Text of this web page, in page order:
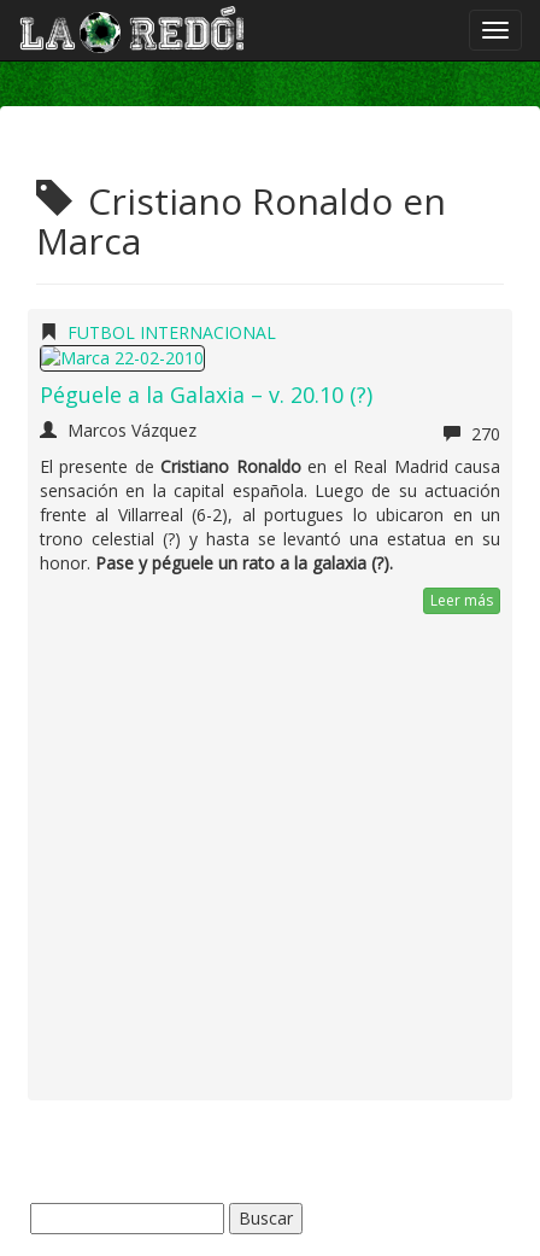
Cristiano Ronaldo en
Marca
FUTBOL INTERNACIONAL
Péguele a la Galaxia – v. 20.10 (?)
Marcos Vázquez
270
El presente deCristiano Ronaldoen el Real Madrid causa
sensación en la capital española. Luego de su actuación
frente al Villarreal (6-2), al portugues lo ubicaron en un
trono celestial (?) y hasta se levantó una estatua en su
honor. Pase y péguele un rato a la galaxia (?).
Leer más